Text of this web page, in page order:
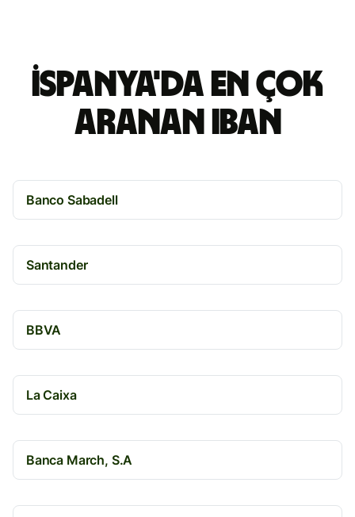
İspanya'da en çok
aranan IBAN
Banco Sabadell
Santander
BBVA
La Caixa
Banca March, S.A